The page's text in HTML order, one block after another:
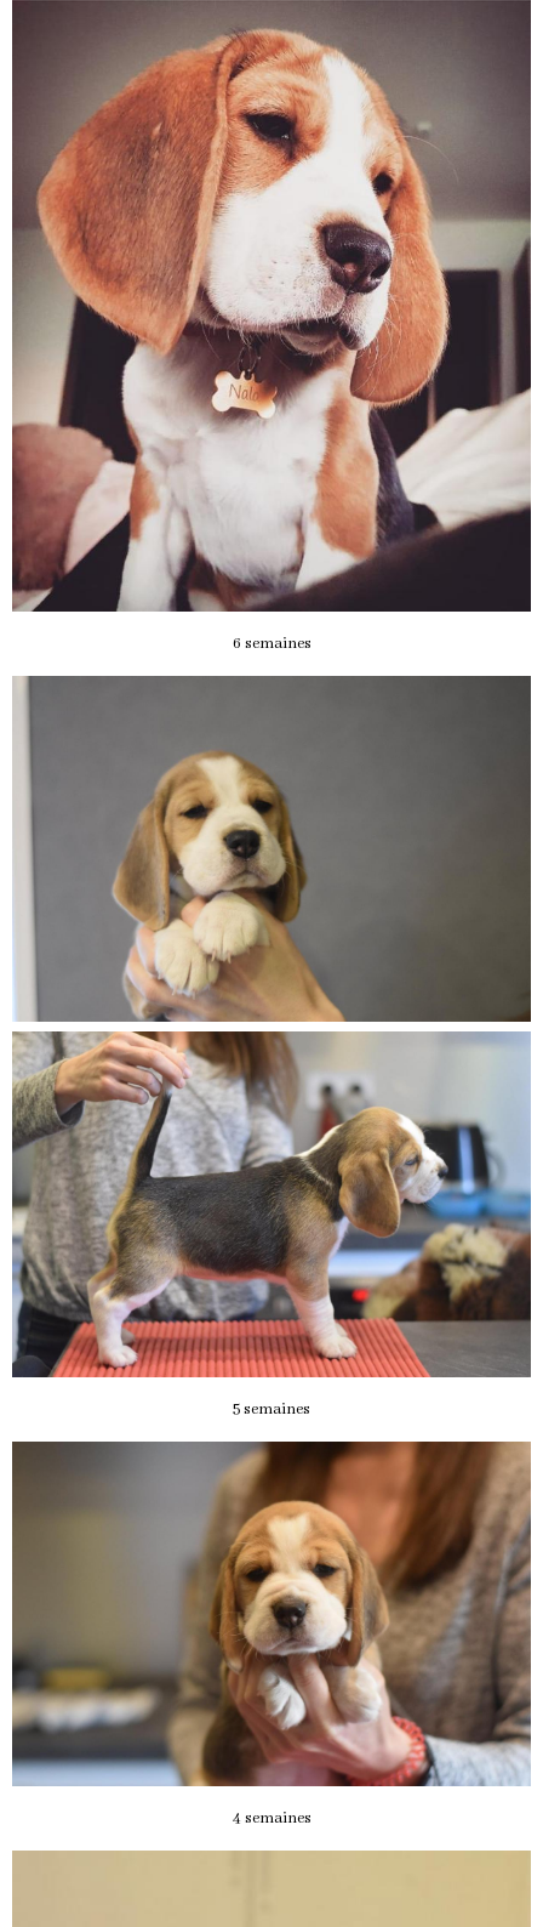
6 semaines
5 semaines
4 semaines